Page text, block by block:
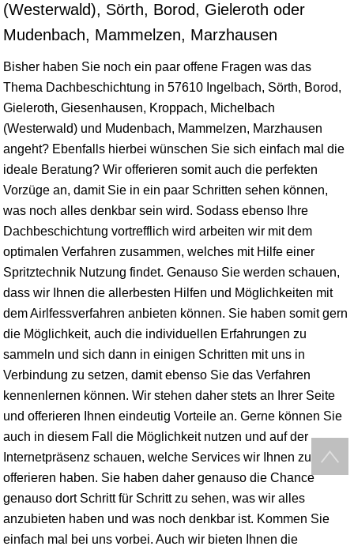
(Westerwald), Sörth, Borod, Gieleroth oder
Mudenbach, Mammelzen, Marzhausen
Bisher haben Sie noch ein paar offene Fragen was das
Thema Dachbeschichtung in 57610 Ingelbach, Sörth, Borod,
Gieleroth, Giesenhausen, Kroppach, Michelbach
(Westerwald) und Mudenbach, Mammelzen, Marzhausen
angeht? Ebenfalls hierbei wünschen Sie sich einfach mal die
ideale Beratung? Wir offerieren somit auch die perfekten
Vorzüge an, damit Sie in ein paar Schritten sehen können,
was noch alles denkbar sein wird. Sodass ebenso Ihre
Dachbeschichtung vortrefflich wird arbeiten wir mit dem
optimalen Verfahren zusammen, welches mit Hilfe einer
Spritztechnik Nutzung findet. Genauso Sie werden schauen,
dass wir Ihnen die allerbesten Hilfen und Möglichkeiten mit
dem Airlfessverfahren anbieten können. Sie haben somit gern
die Möglichkeit, auch die individuellen Erfahrungen zu
sammeln und sich dann in einigen Schritten mit uns in
Verbindung zu setzen, damit ebenso Sie das Verfahren
kennenlernen können. Wir stehen daher stets an Ihrer Seite
und offerieren Ihnen eindeutig Vorteile an. Gerne können Sie
auch in diesem Fall die Möglichkeit nutzen und auf der
Internetpräsenz schauen, welche Services wir Ihnen zu
offerieren haben. Sie haben daher genauso die Chance
genauso dort Schritt für Schritt zu sehen, was wir alles
anzubieten haben und was noch denkbar ist. Kommen Sie
einfach mal bei uns vorbei. Auch wir bieten Ihnen die